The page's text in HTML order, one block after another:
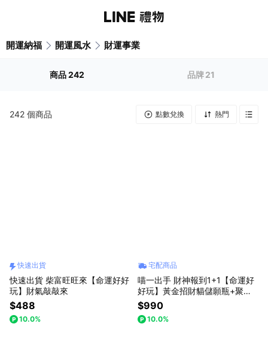
開運納福 開運風水 財運事業
商品242 品牌21
242 個商品 點數兌換 熱門
快速出貨
快速出貨 柴富旺旺來【命運好好
玩】財氣敲敲來
$488
10.0%
宅配商品
喵一出手 財神報到1+1【命運好
好玩】黃金招財貓儲願瓶+聚財
加倍財神心咒墊(內含元寶+金條
+花生)
$990
10.0%